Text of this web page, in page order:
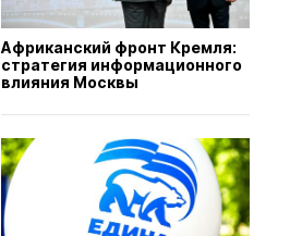
Африканский фронт Кремля:
стратегия информационного
влияния Москвы